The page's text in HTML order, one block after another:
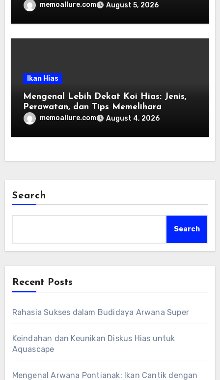
memoallure.com August 5, 2026
Ikan Hias
Mengenal Lebih Dekat Koi Hias: Jenis,
Perawatan, dan Tips Memelihara
memoallure.com August 4, 2026
Search
Search
Recent Posts
Rahasia Sukses dalam Budidaya Arwana Super
Keindahan dan Keunikan Diskus Hias untuk
Aquascape
Mengenal Arwana Pontianak: Ikan Cantik dengan